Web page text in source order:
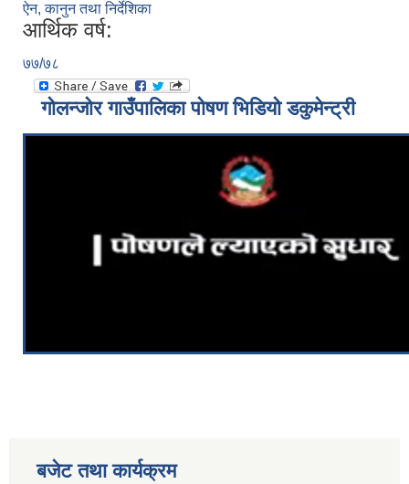
ऐन, कानुन तथा निर्देशिका
आर्थिक वर्ष:
७७/७८
गोलन्जोर गाउँपालिका पोषण भिडियो डकुमेन्ट्री
बजेट तथा कार्यक्रम